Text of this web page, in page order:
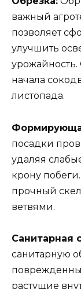
важный
позволяет
улучшить
начала
листопада.
посадки
удаляя
крону
прочный
ветвями.
Санитарная
санитарную
растущие